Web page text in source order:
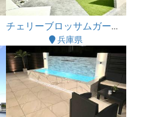
チェリーブロッサムガーデン株式会社
兵庫県